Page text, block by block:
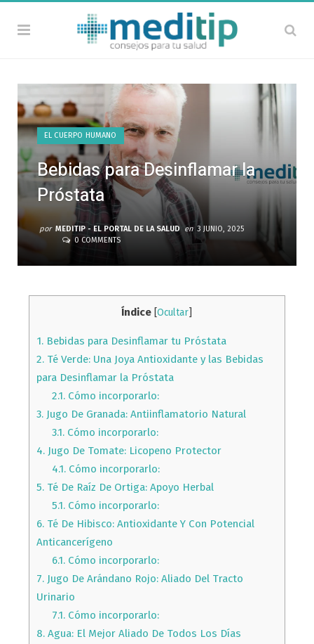
EL CUERPO HUMANO
Bebidas para Desinflamar la
Próstata
por MEDITIP - EL PORTAL DE LA SALUD en 3 JUNIO, 2025
0 COMMENTS
Índice [Ocultar]
1.Bebidas para Desinflamar tu Próstata
2.Té Verde: Una Joya Antioxidante y las Bebidas
para Desinflamar la Próstata
2.1. Cómo incorporarlo:
3.Jugo De Granada: Antiinflamatorio Natural
3.1. Cómo incorporarlo:
4.Jugo De Tomate: Licopeno Protector
4.1. Cómo incorporarlo:
5.Té De Raíz De Ortiga: Apoyo Herbal
5.1. Cómo incorporarlo:
6.Té De Hibisco: Antioxidante Y Con Potencial
Anticancerígeno
6.1. Cómo incorporarlo:
7.Jugo De Arándano Rojo: Aliado Del Tracto
Urinario
7.1. Cómo incorporarlo:
8.Agua: El Mejor Aliado De Todos Los Días